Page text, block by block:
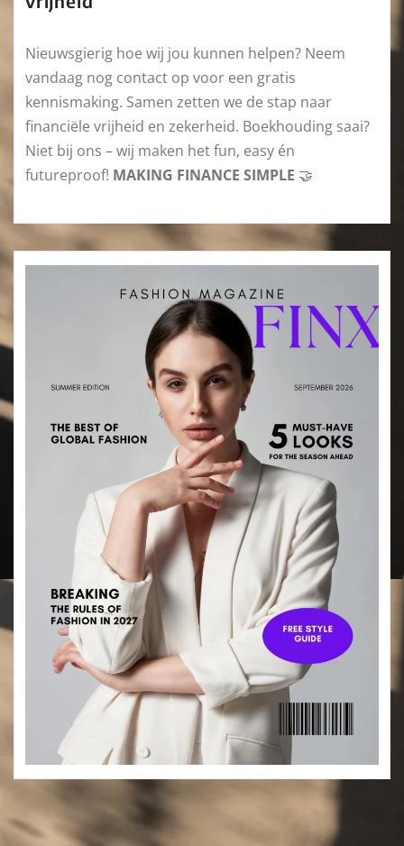
Nieuwsgierig hoe wij jou kunnen helpen? Neem
vandaag nog contact op voor een gratis
kennismaking. Samen zetten we de stap naar
financiële vrijheid en zekerheid. Boekhouding saai?
Niet bij ons – wij maken het fun, easy én
futureproof! MAKING FINANCE SIMPLE 🤝